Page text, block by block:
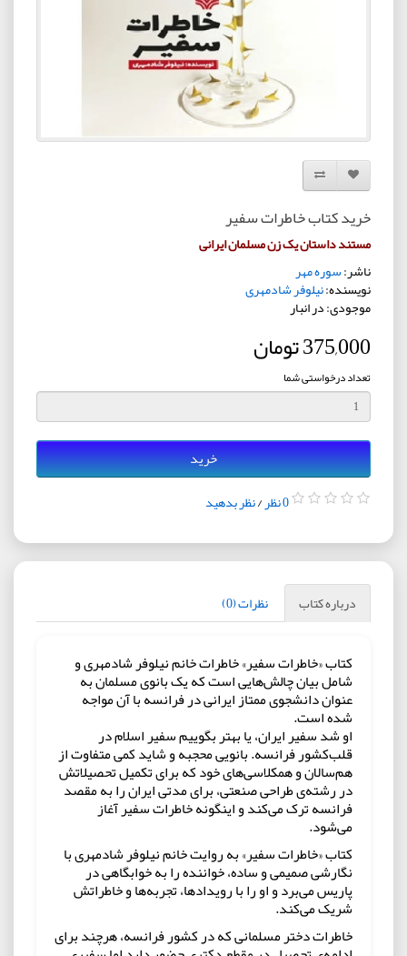
افزودن به لیست دلخواه
مقایسه این محصول
خرید کتاب خاطرات سفیر
مستند داستان یک زن مسلمان ایرانی
ناشر:سوره مهر
نویسنده:نیلوفر شادمهری
موجودی: در انبار
375,000 تومان
تعداد درخواستی شما
خرید
0 نظر /نظر بدهید
درباره کتاب نظرات (0)
کتاب «خاطرات سفیر» خاطرات خانم نیلوفر شادمهری و
شامل بیان چالش‌هایی است که یک بانوی مسلمان به
عنوان دانشجوی ممتاز ایرانی در فرانسه با آن مواجه
شده است.
او شد سفیر ایران، یا بهتر بگوییم سفیر اسلام در
قلب‌کشور فرانسه. بانویی محجبه و‌ شاید کمی متفاوت از
هم‌سالان و همکلاسی‌های خود که برای تکمیل تحصیلاتش
در رشته‌ی طراحی صنعتی، برای مدتی ایران را به مقصد
فرانسه ترک می‌کند و اینگونه خاطرات سفیر آغاز
می‌شود.
کتاب «خاطرات سفیر» به روایت خانم نیلوفر شادمهری با
نگارشی صمیمی و ساده، خواننده را به خوابگاهی در
پاریس می‌برد و او را با رویدادها، تجربه‌ها و خاطراتش
شریک می‌کند.
خاطرات دختر مسلمانی که در کشور فرانسه، هرچند برای